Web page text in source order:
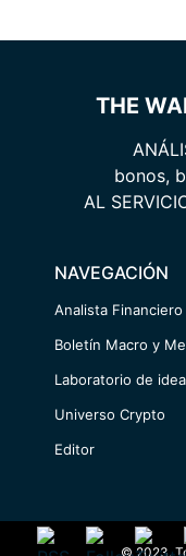
THE
bonos,
AL
NAVEGACIÓN
Analista Financiero
Boletín Macro y
Laboratorio de
Universo Crypto
Editor
© 2023.